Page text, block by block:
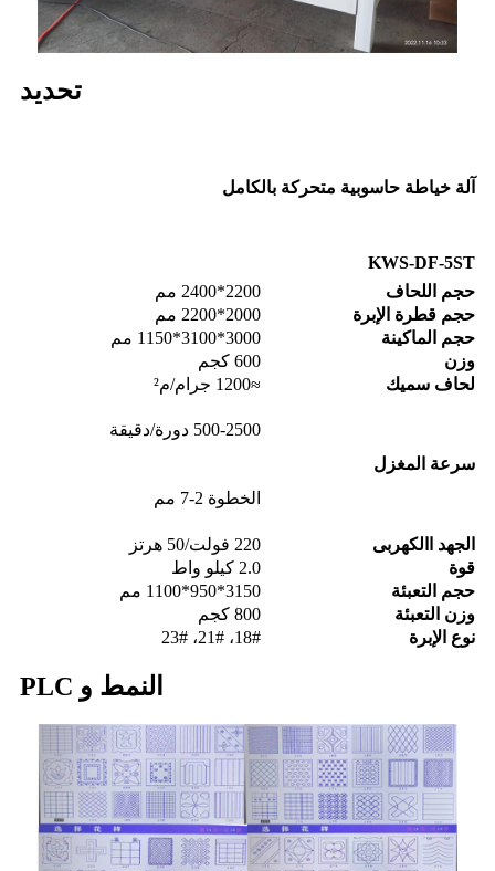
تحديد
آلة خياطة حاسوبية متحركة بالكامل
KWS-DF-5ST
حجم اللحاف
2200*2400 مم
حجم قطرة الإبرة
2000*2200 مم
حجم الماكينة
3000*3100*1150 مم
وزن
600 كجم
لحاف سميك
≈1200 جرام/م²
سرعة المغزل
500-2500 دورة/دقيقة
الخطوة 2-7 مم
الجهد االكهربى
220 فولت/50 هرتز
قوة
2.0 كيلو واط
حجم التعبئة
3150*950*1100 مم
وزن التعبئة
800 كجم
نوع الإبرة
18#، 21#، 23#
النمط و PLC